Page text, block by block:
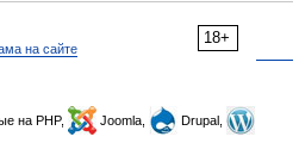
18+
на сайте
на PHP, Joomla,
Drupal,